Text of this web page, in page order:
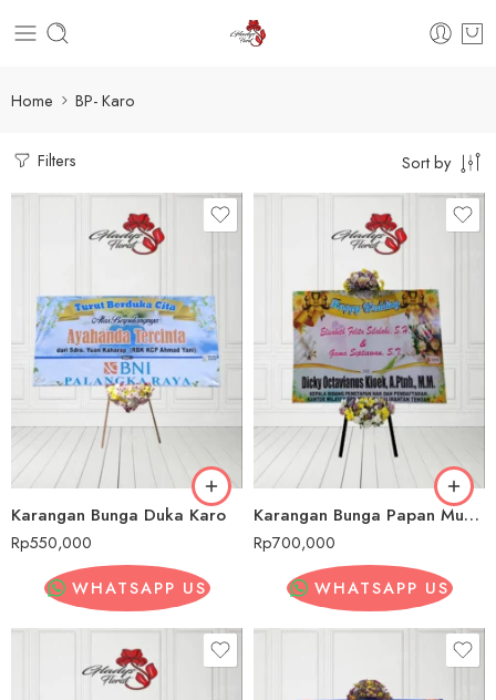
Home BP- Karo
Filters Sort by
Karangan Bunga Duka Karo
Rp550,000
WHATSAPP US
Karangan Bunga Papan Murah Karo
Rp700,000
WHATSAPP US